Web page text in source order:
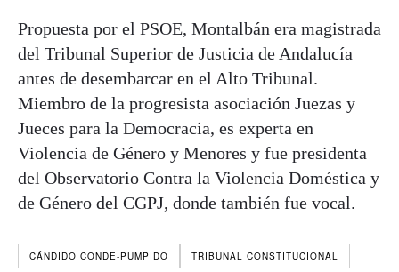
Propuesta por el PSOE, Montalbán era magistrada
del Tribunal Superior de Justicia de Andalucía
antes de desembarcar en el Alto Tribunal.
Miembro de la progresista asociación Juezas y
Jueces para la Democracia, es experta en
Violencia de Género y Menores y fue presidenta
del Observatorio Contra la Violencia Doméstica y
de Género del CGPJ, donde también fue vocal.
CÁNDIDO CONDE-PUMPIDO TRIBUNAL CONSTITUCIONAL